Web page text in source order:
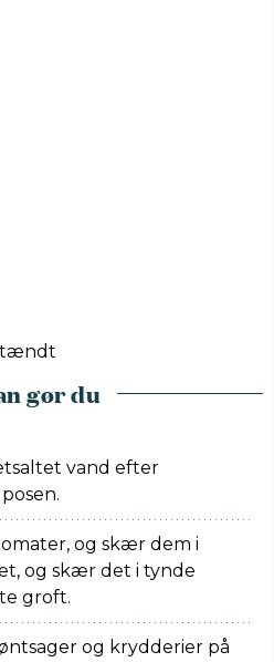
tændt
gør du
vand efter
og skær dem i
og skær det i tynde
groft.
og krydderier på